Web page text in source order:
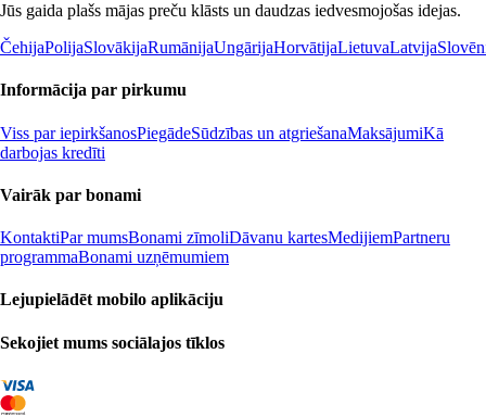
Jūs gaida plašs mājas preču klāsts un daudzas iedvesmojošas idejas.
ČehijaPolijaSlovākijaRumānijaUngārijaHorvātijaLietuvaLatvija
Informācija par pirkumu
Viss par iepirkšanosPiegādeSūdzības un atgriešanaMaksājumiKā
darbojas kredīti
Vairāk par bonami
KontaktiPar mumsBonami zīmoliDāvanu kartesMedijiemPartneru
programmaBonami uzņēmumiem
Lejupielādēt mobilo aplikāciju
Sekojiet mums sociālajos tīklos